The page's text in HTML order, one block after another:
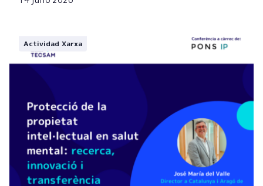
Actividad Xarxa